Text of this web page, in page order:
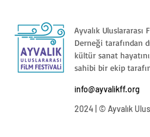
Ayvalık Uluslararası
Derneği tarafından
kültür sanat
sahibi bir ekip
info@ayvalikff.org
2024 | © Ayvalık